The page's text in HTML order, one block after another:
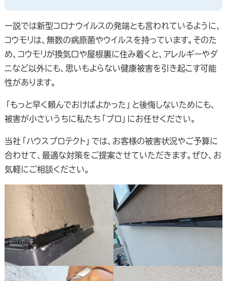
一説では新型コロナウイルスの発端とも言われているように、
コウモリは、無数の病原菌やウイルスを持っています。そのた
め、コウモリが換気口や屋根裏に住み着くと、アレルギーやダ
ニなど以外にも、思いもよらない健康被害を引き起こす可能
性があります。
「もっと早く頼んでおけばよかった」と後悔しないためにも、
被害が小さいうちに私たち「プロ」にお任せください。
当社「ハウスプロテクト」では、お客様の被害状況やご予算に
合わせて、最適な対策をご提案させていただきます。ぜひ、お
気軽にご相談ください。